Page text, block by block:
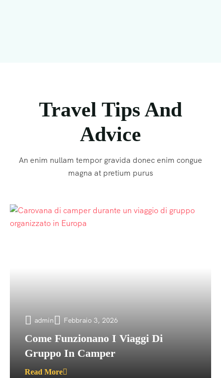
Travel Tips And
Advice
An enim nullam tempor gravida donec enim congue
magna at pretium purus
admin Febbraio 3, 2026
Come Funzionano I Viaggi Di
Gruppo In Camper
Read More